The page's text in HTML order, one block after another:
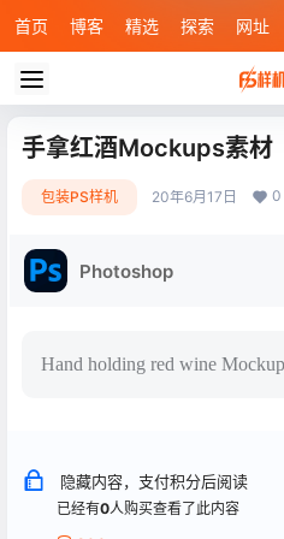
首页 博客 精选 探索 网址
手拿红酒Mockups素材
包装PS样机 20年6月17日 0
Photoshop
Hand holding red wine
隐藏内容，支付积分后阅读
已经有0人购买查看了此内容